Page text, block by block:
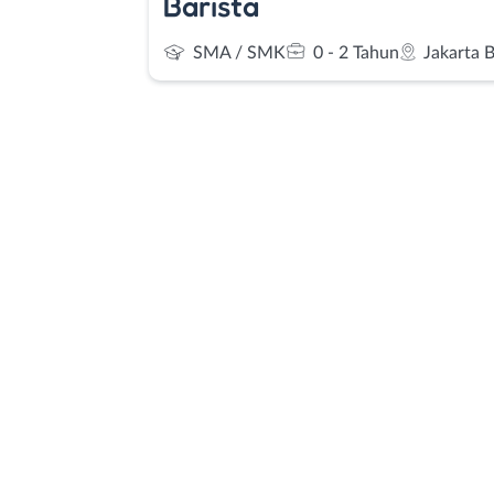
SMA / SMK 0 - 2 Tahun Jakarta